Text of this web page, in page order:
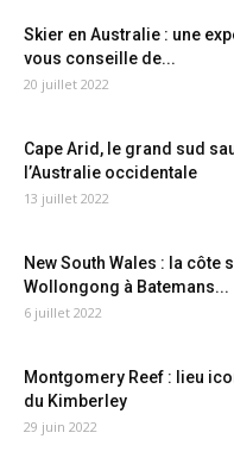
Skier en Australie : une
vous conseille de...
20 juillet 2022
Cape Arid, le grand sud
l’Australie occidentale
13 juillet 2022
New South Wales : la côte
Wollongong à Batemans...
6 juillet 2022
Montgomery Reef : lieu
du Kimberley
29 juin 2022